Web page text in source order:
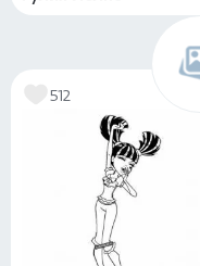
512